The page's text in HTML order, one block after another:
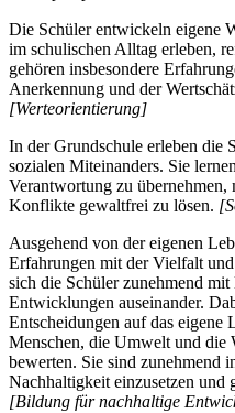
Die Schüler entwickeln eigene
im schulischen Alltag erleben,
gehören insbesondere
Anerkennung und der
[Werteorientierung]
In der Grundschule erleben die
sozialen Miteinanders. Sie
Verantwortung zu
Konflikte gewaltfrei zu lösen.
Ausgehend von der eigenen
Erfahrungen mit der Vielfalt
sich die Schüler zunehmend
Entwicklungen auseinander.
Entscheidungen auf das eigene
Menschen, die Umwelt und die
bewerten. Sie sind zunehmend
Nachhaltigkeit einzusetzen und
[Bildung für nachhaltige